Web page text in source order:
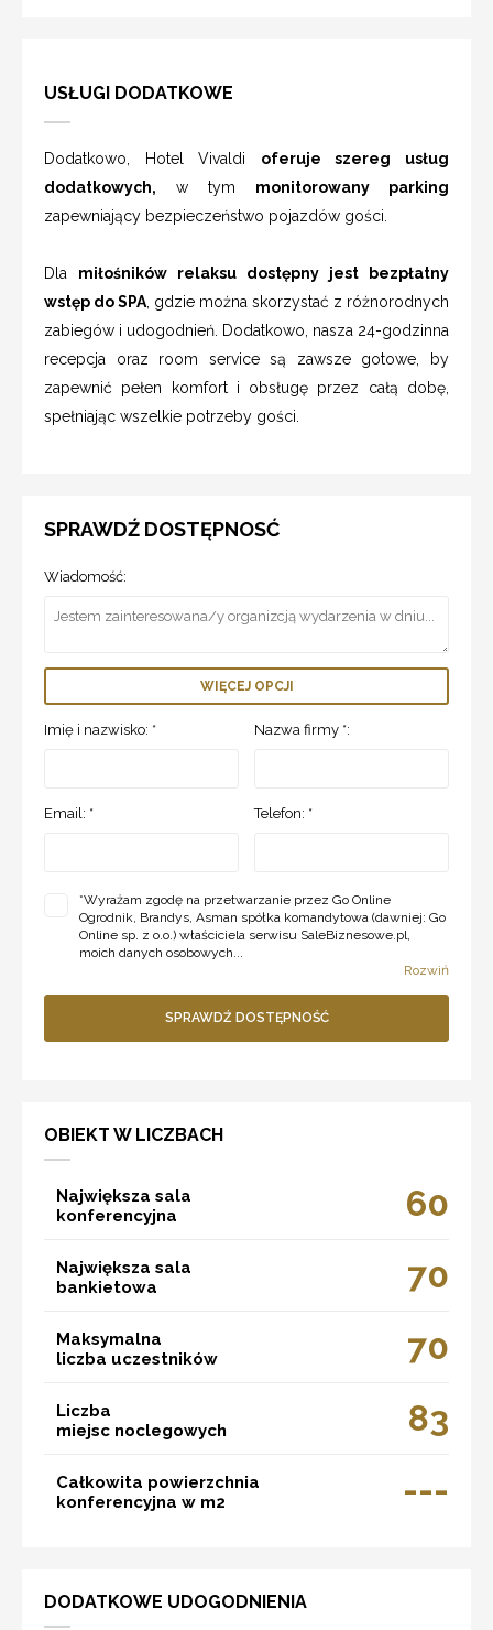
USŁUGI DODATKOWE
Dodatkowo, Hotel Vivaldi oferuje szereg usług
dodatkowych, w tym monitorowany parking
zapewniający bezpieczeństwo pojazdów gości.
Dla miłośników relaksu dostępny jest bezpłatny
wstęp do SPA , gdzie można skorzystać z różnorodnych
zabiegów i udogodnień. Dodatkowo, nasza 24-godzinna
recepcja oraz room service są zawsze gotowe, by
zapewnić pełen komfort i obsługę przez całą dobę,
spełniając wszelkie potrzeby gości.
SPRAWDŹ DOSTĘPNOSĆ
Wiadomość:
WIĘCEJ OPCJI
Imię i nazwisko: * Nazwa firmy *:
Email: * Telefon: *
*Wyrażam zgodę na przetwarzanie przez Go Online
Ogrodnik, Brandys, Asman spółka komandytowa (dawniej: Go
Online sp. z o.o.) właściciela serwisu SaleBiznesowe.pl,
moich danych osobowych...
Rozwiń
SPRAWDŹ DOSTĘPNOŚĆ
OBIEKT W LICZBACH
Największa sala
konferencyjna
60
Największa sala
bankietowa
70
Maksymalna
liczba uczestników
70
Liczba
miejsc noclegowych
83
Całkowita powierzchnia
konferencyjna w m2
---
DODATKOWE UDOGODNIENIA